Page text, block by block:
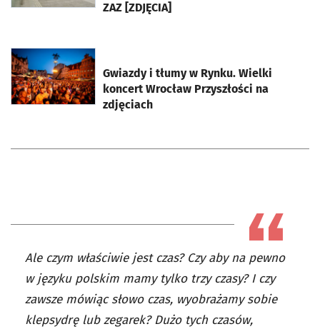
ZAZ [ZDJĘCIA]
Gwiazdy i tłumy w Rynku. Wielki
koncert Wrocław Przyszłości na
zdjęciach
otworzy się w nowej karcie
Ale czym właściwie jest czas? Czy aby na pewno
w języku polskim mamy tylko trzy czasy? I czy
zawsze mówiąc słowo czas, wyobrażamy sobie
klepsydrę lub zegarek? Dużo tych czasów,